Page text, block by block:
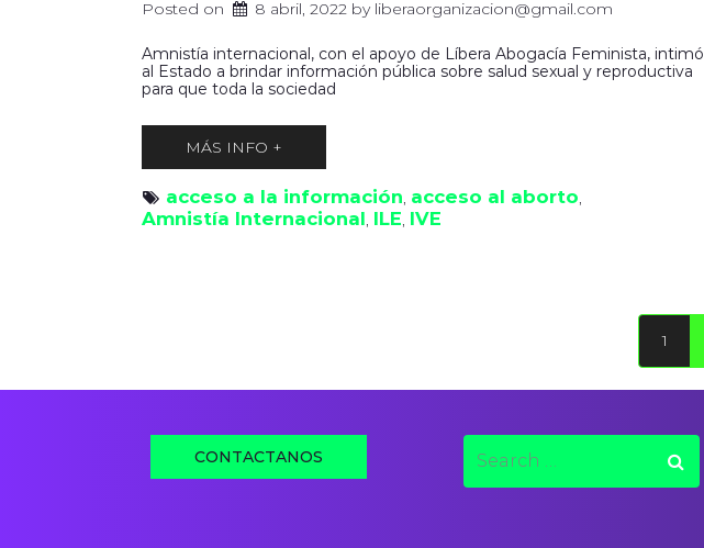
Posted on 8 abril, 2022 by liberaorganizacion@gmail.com
Amnistía internacional, con el apoyo de Líbera Abogacía Feminista, intimó
al Estado a brindar información pública sobre salud sexual y reproductiva
para que toda la sociedad
MÁS INFO +
acceso a la información, acceso al aborto
Amnistía Internacional, ILE, IVE
1
CONTACTANOS